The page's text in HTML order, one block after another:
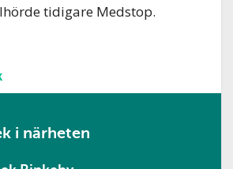
tidigare Medstop.
i närheten